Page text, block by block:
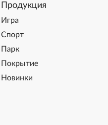
Продукция
Игра
Спорт
Парк
Покрытие
Новинки